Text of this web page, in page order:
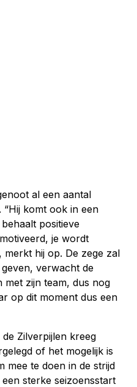
al een aantal
komt ook in een
positieve
je wordt
merkt hij op. De zege zal
verwacht de
met zijn team, dus nog
op dit moment dus een
Zilverpijlen kreeg
of het mogelijk is
mee te doen in de strijd
sterke seizoensstart